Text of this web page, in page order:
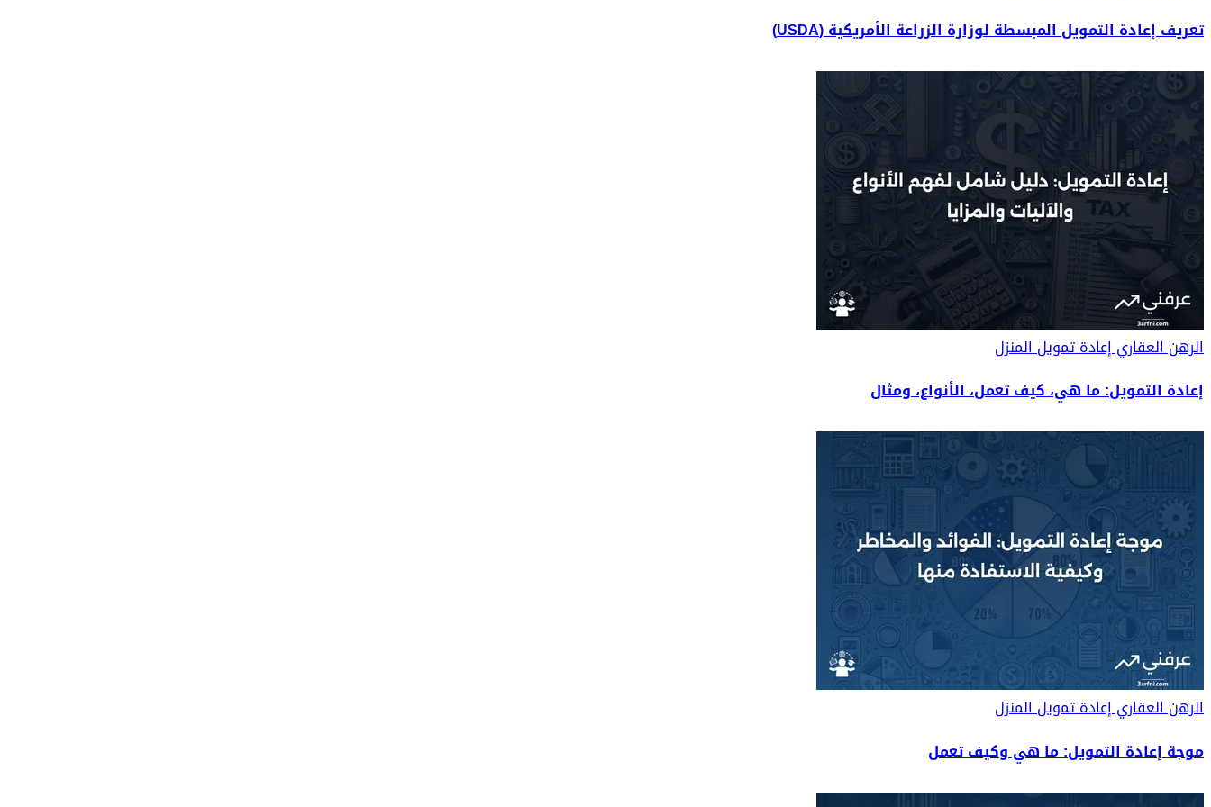
تعريف إعادة التمويل المبسطة لوزارة الزراعة الأمريكية (USDA)
الرهن العقاريإعادة تمويل المنزل
إعادة التمويل: ما هي، كيف تعمل، الأنواع، ومثال
الرهن العقاريإعادة تمويل المنزل
موجة إعادة التمويل: ما هي وكيف تعمل